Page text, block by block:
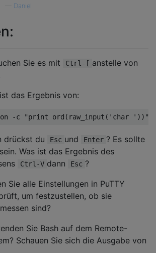
Daniel
Sie es mit Ctrl-[ anstelle von
das Ergebnis von:
drückst du Esc und Enter ? Es sollte
Was ist das Ergebnis des
Ctrl-V dann Esc ?
Sie alle Einstellungen in PuTTY
um festzustellen, ob sie
sind?
Sie Bash auf dem Remote-
Schauen Sie sich die Ausgabe von